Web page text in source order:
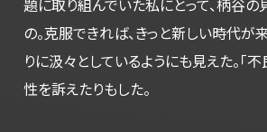
題に取り組んでいた私にとって、柄谷
の。克服できれば、きっと新しい時代
りに汲々としているようにも見えた。
性を訴えたりもした。